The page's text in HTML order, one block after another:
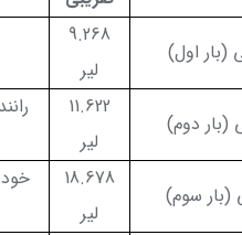
(بار اول)
9.268
لیر
(بار دوم)
11.622
لیر
(بار سوم)
18.678
لیر